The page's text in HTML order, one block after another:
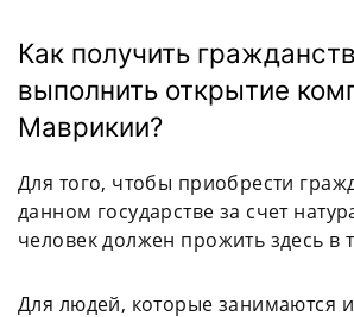
Как получить
выполнить открытие
Маврикии?
Для того, чтобы приобрести
данном государстве за счет
человек должен прожить здесь в
Для людей, которые занимаются